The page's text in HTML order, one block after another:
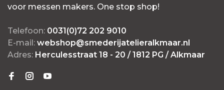
voor messen makers. One stop shop!
Telefoon: 0031(0)72 202 9010
E-mail: webshop@smederijatelieralkmaar.nl
Adres: Herculesstraat 18 - 20 / 1812 PG / Alkmaar